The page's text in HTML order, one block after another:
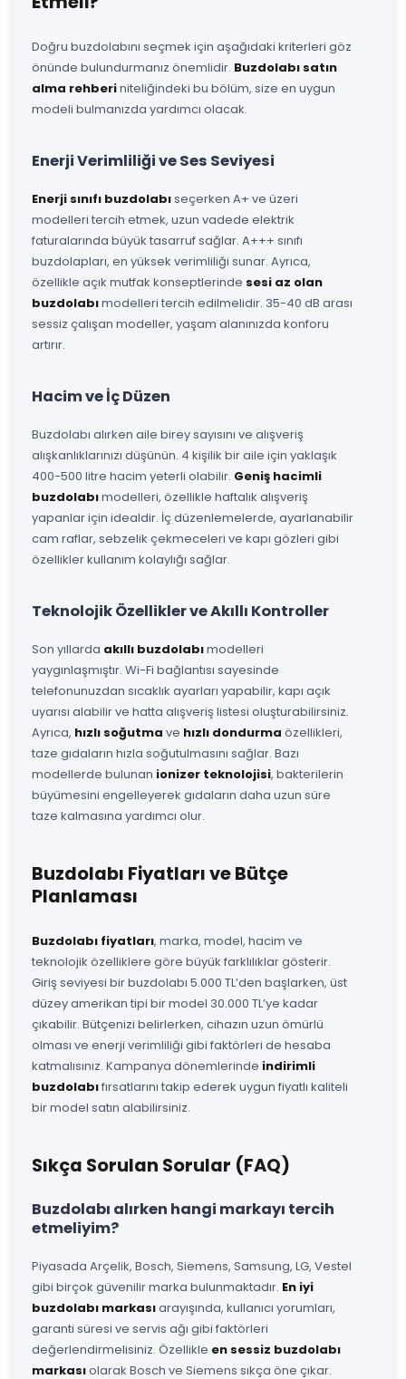
Doğru buzdolabını seçmek için aşağıdaki kriterleri göz
önünde bulundurmanız önemlidir. Buzdolabı satın
alma rehberiniteliğindeki bu bölüm, size en uygun
modeli bulmanızda yardımcı olacak.
Enerji Verimliliği ve Ses Seviyesi
Enerji sınıfı buzdolabıseçerken A+ ve üzeri
modelleri tercih etmek, uzun vadede elektrik
faturalarında büyük tasarruf sağlar. A+++ sınıfı
buzdolapları, en yüksek verimliliği sunar. Ayrıca,
özellikle açık mutfak konseptlerinde sesi az olan
buzdolabımodelleri tercih edilmelidir. 35-40 dB arası
sessiz çalışan modeller, yaşam alanınızda konforu
artırır.
Hacim ve İç Düzen
Buzdolabı alırken aile birey sayısını ve alışveriş
alışkanlıklarınızı düşünün. 4 kişilik bir aile için yaklaşık
400-500 litre hacim yeterli olabilir. Geniş hacimli
buzdolabımodelleri, özellikle haftalık alışveriş
yapanlar için idealdir. İç düzenlemelerde, ayarlanabilir
cam raflar, sebzelik çekmeceleri ve kapı gözleri gibi
özellikler kullanım kolaylığı sağlar.
Teknolojik Özellikler ve Akıllı Kontroller
Son yıllarda akıllı buzdolabımodelleri
yaygınlaşmıştır. Wi-Fi bağlantısı sayesinde
telefonunuzdan sıcaklık ayarları yapabilir, kapı açık
uyarısı alabilir ve hatta alışveriş listesi oluşturabilirsiniz.
Ayrıca, hızlı soğutma ve hızlı dondurma özellikleri,
taze gıdaların hızla soğutulmasını sağlar. Bazı
modellerde bulunan ionizer teknolojisi, bakterilerin
büyümesini engelleyerek gıdaların daha uzun süre
taze kalmasına yardımcı olur.
Buzdolabı Fiyatları ve Bütçe
Planlaması
Buzdolabı fiyatları, marka, model, hacim ve
teknolojik özelliklere göre büyük farklılıklar gösterir.
Giriş seviyesi bir buzdolabı 5.000 TL’den başlarken, üst
düzey amerikan tipi bir model 30.000 TL’ye kadar
çıkabilir. Bütçenizi belirlerken, cihazın uzun ömürlü
olması ve enerji verimliliği gibi faktörleri de hesaba
katmalısınız. Kampanya dönemlerinde indirimli
buzdolabıfırsatlarını takip ederek uygun fiyatlı kaliteli
bir model satın alabilirsiniz.
Sıkça Sorulan Sorular (FAQ)
Buzdolabı alırken hangi markayı tercih
etmeliyim?
Piyasada Arçelik, Bosch, Siemens, Samsung, LG, Vestel
gibi birçok güvenilir marka bulunmaktadır. En iyi
buzdolabı markasıarayışında, kullanıcı yorumları,
garanti süresi ve servis ağı gibi faktörleri
değerlendirmelisiniz. Özellikle en sessiz buzdolabı
markasıolarak Bosch ve Siemens sıkça öne çıkar.